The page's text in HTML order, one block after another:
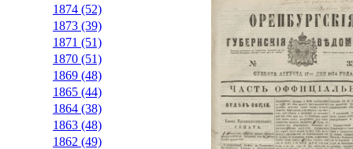
1874 (52)
1873 (39)
1871 (51)
1870 (51)
1869 (48)
1865 (44)
1864 (38)
1863 (48)
1862 (49)